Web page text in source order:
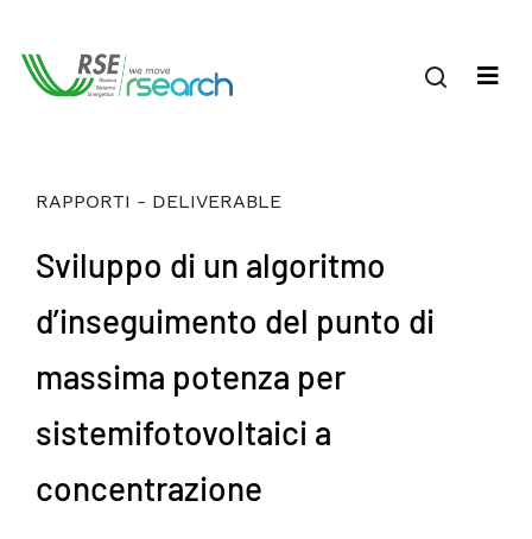
RAPPORTI - DELIVERABLE
Sviluppo di un algoritmo
d’inseguimento del punto di
massima potenza per
sistemifotovoltaici a
concentrazione